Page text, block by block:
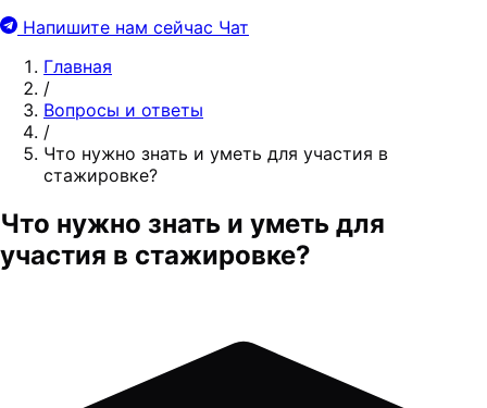
Напишите нам сейчас Чат
Главная
/
Вопросы и ответы
/
Что нужно знать и уметь для участия в
стажировке?
Что нужно знать и уметь для
участия в стажировке?